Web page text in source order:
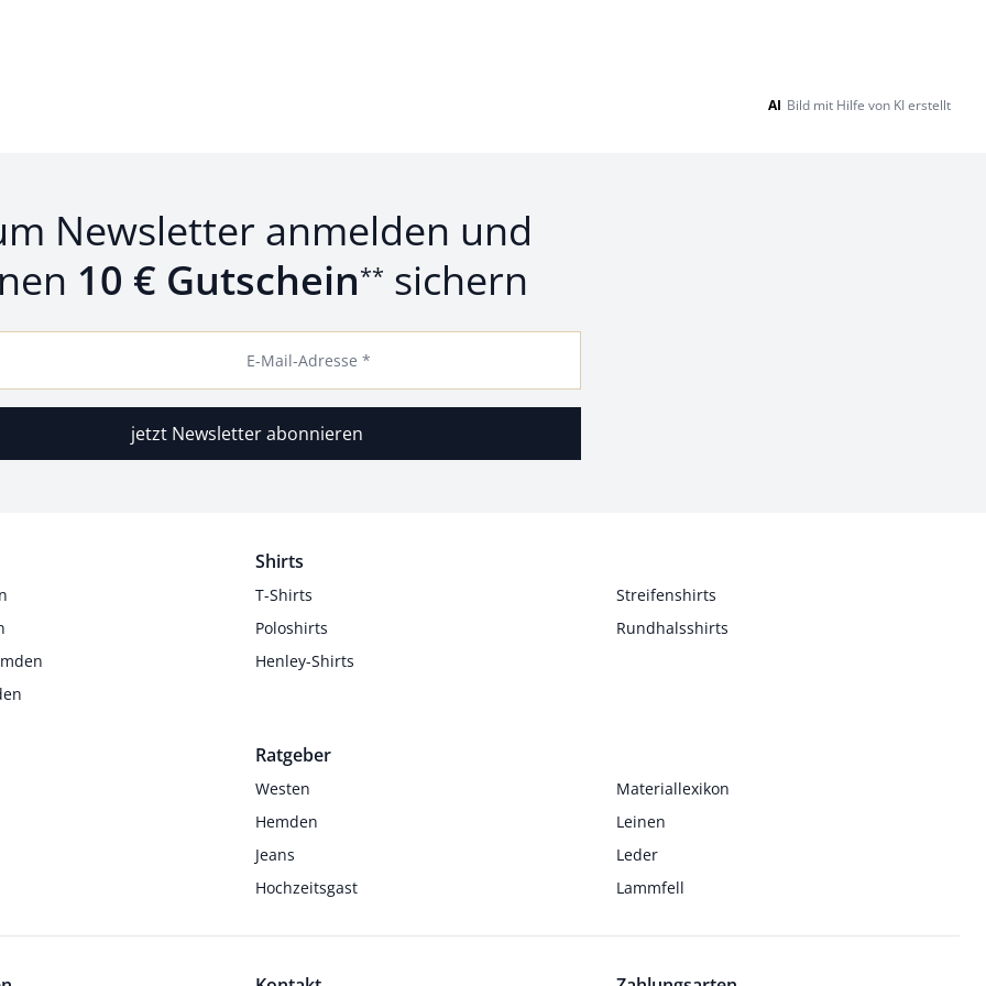
AI Bild mit Hilfe von KI erstellt
Newsletter anmelden und
10 € Gutschein** sichern
E-Mail-Adresse *
jetzt Newsletter abonnieren
Shirts
T-Shirts
Streifenshirts
Poloshirts
Rundhalsshirts
Henley-Shirts
Ratgeber
Westen
Materiallexikon
Hemden
Leinen
Jeans
Leder
Hochzeitsgast
Lammfell